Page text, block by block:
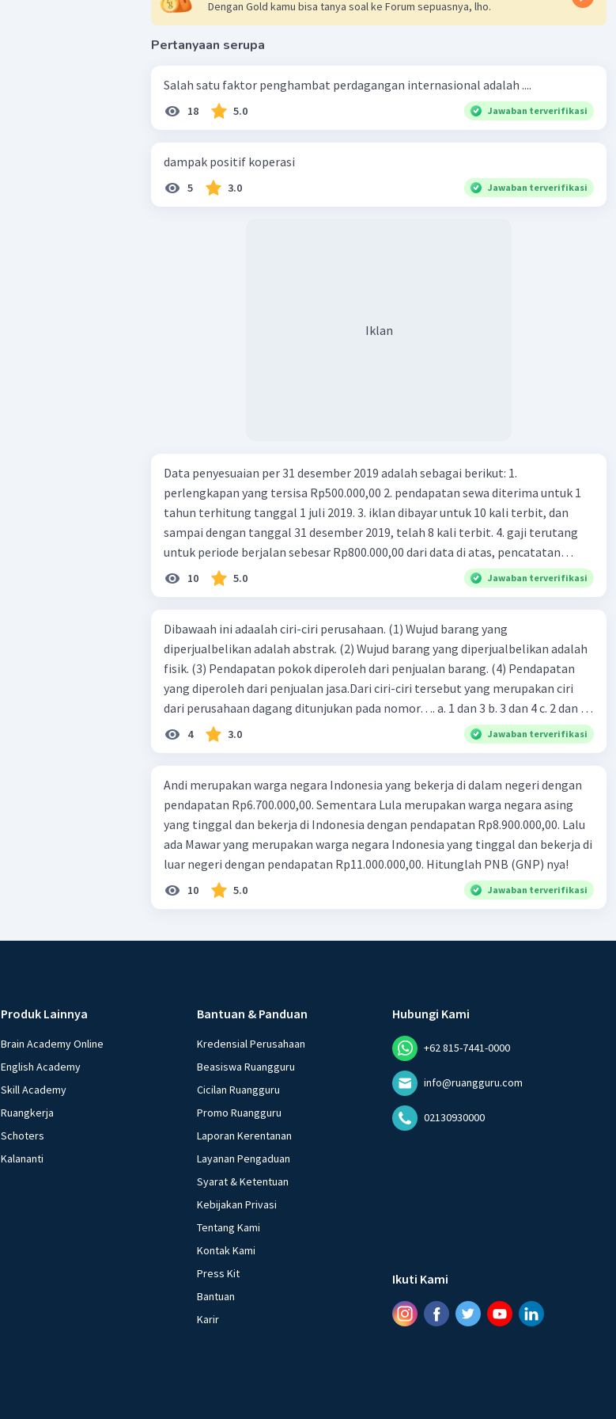
Dengan Gold kamu bisa tanya soal ke Forum sepuasnya, lho.
Pertanyaan serupa
Salah satu faktor penghambat perdagangan internasional adalah ....
18 5.0 Jawaban terverifikasi
dampak positif koperasi
5 3.0 Jawaban terverifikasi
Iklan
Data penyesuaian per 31 desember 2019 adalah sebagai berikut: 1.
perlengkapan yang tersisa Rp500.000,00 2. pendapatan sewa diterima untuk 1
tahun terhitung tanggal 1 juli 2019. 3. iklan dibayar untuk 10 kali terbit, dan
sampai dengan tanggal 31 desember 2019, telah 8 kali terbit. 4. gaji terutang
untuk periode berjalan sebesar Rp800.000,00 dari data di atas, pencatatan
jurnal pembalik yang benar adalah ....
10 5.0 Jawaban terverifikasi
Dibawaah ini adaalah ciri-ciri perusahaan. (1) Wujud barang yang
diperjualbelikan adalah abstrak. (2) Wujud barang yang diperjualbelikan adalah
fisik. (3) Pendapatan pokok diperoleh dari penjualan barang. (4) Pendapatan
yang diperoleh dari penjualan jasa.Dari ciri-ciri tersebut yang merupakan ciri
dari perusahaan dagang ditunjukan pada nomor…. a. 1 dan 3 b. 3 dan 4 c. 2 dan 3
d. 1 dan 2 e. 2 dan 4
4 3.0 Jawaban terverifikasi
Andi merupakan warga negara Indonesia yang bekerja di dalam negeri dengan
pendapatan Rp6.700.000,00. Sementara Lula merupakan warga negara asing
yang tinggal dan bekerja di Indonesia dengan pendapatan Rp8.900.000,00. Lalu
ada Mawar yang merupakan warga negara Indonesia yang tinggal dan bekerja di
luar negeri dengan pendapatan Rp11.000.000,00. Hitunglah PNB (GNP) nya!
10 5.0 Jawaban terverifikasi
Produk Lainnya
Brain Academy Online
English Academy
Skill Academy
Ruangkerja
Schoters
Kalananti
Bantuan & Panduan
Kredensial Perusahaan
Beasiswa Ruangguru
Cicilan Ruangguru
Promo Ruangguru
Laporan Kerentanan
Layanan Pengaduan
Syarat & Ketentuan
Kebijakan Privasi
Tentang Kami
Kontak Kami
Press Kit
Bantuan
Karir
Hubungi Kami
+62 815-7441-0000
info@ruangguru.com
02130930000
Ikuti Kami